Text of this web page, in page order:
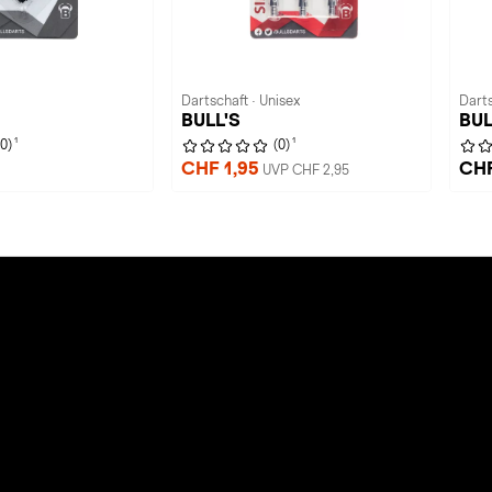
1
Dartschaft · Unisex
BULL'S
(0) 1
CHF 1,95 UVP CHF 2,95